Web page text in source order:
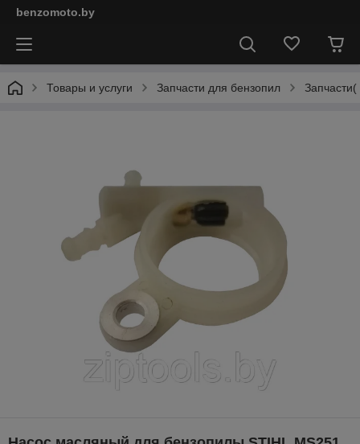
benzomoto.by
Товары и услуги Запчасти для бензопил